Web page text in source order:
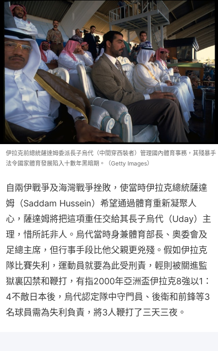
伊拉克前總統薩達姆委派長子烏代（中間穿西裝者）管理國內體育事務，其殘暴手
法令國家體育發展陷入十數年黑暗期。（Getty Images）
自兩伊戰爭及海灣戰爭挫敗，使當時伊拉克總統薩達
姆（Saddam Hussein）希望通過體育重新凝聚人
心，薩達姆將把這項重任交給其長子烏代（Uday）主
理，惜所託非人。烏代當時身兼體育部長、奧委會及
足總主席，但行事手段比他父親更兇殘。假如伊拉克
隊比賽失利，運動員就要為此受刑責，輕則被關進監
獄裏囚禁和鞭打，有指2000年亞洲盃伊拉克8強以1：
4不敵日本後，烏代認定隊中守門員、後衛和前鋒等3
名球員需為失利負責，將3人鞭打了三天三夜。